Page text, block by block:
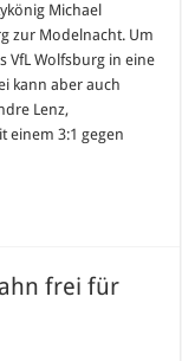
Michael
zur Modelnacht. Um
VfL Wolfsburg in eine
kann aber auch
Lenz,
einem 3:1 gegen
frei für